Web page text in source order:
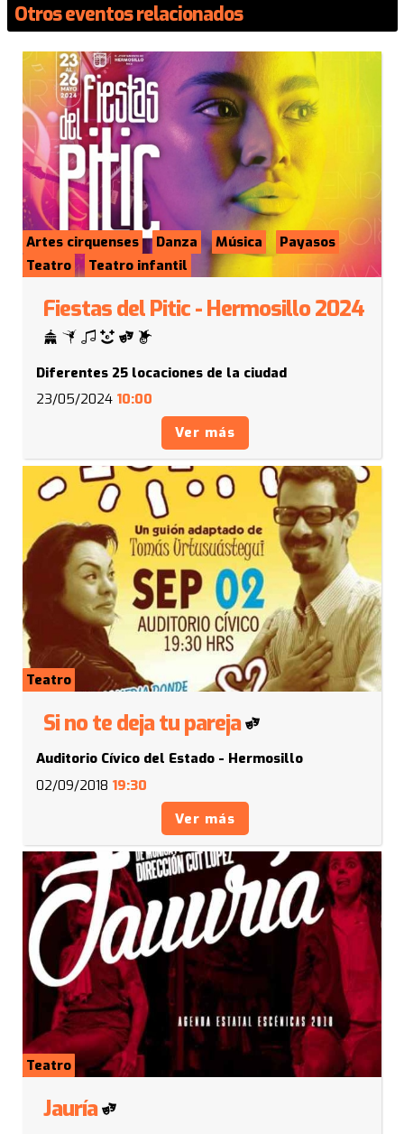
Otros eventos relacionados
Artes cirquenses Danza Música
Payasos
Teatro
Teatro infantil
Fiestas del Pitic - Hermosillo 2024
Diferentes 25 locaciones de la ciudad
23/05/2024 10:00
Ver más
Teatro
Si no te deja tu pareja
Auditorio Cívico del Estado - Hermosillo
02/09/2018 19:30
Ver más
Teatro
Jauría